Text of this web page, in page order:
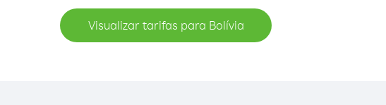
Visualizar tarifas para Bolívia